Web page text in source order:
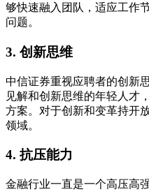
够快速融入团队，适应工作
问题。
3. 创新思维
中信证券重视应聘者的创新
见解和创新思维的年轻人才
方案。对于创新和变革持开
领域。
4. 抗压能力
金融行业一直是一个高压高